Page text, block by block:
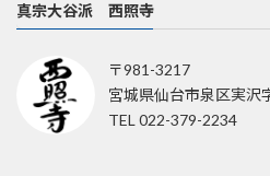
真宗大谷派 西照寺
〒981-3217
宮城県仙台市泉区実沢
TEL 022-379-2234